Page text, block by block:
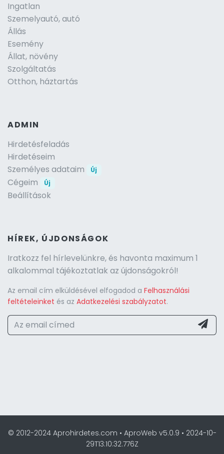
Ingatlan
Szemelyautó, autó
Állás
Esemény
Állat, növény
Szolgáltatás
Otthon, háztartás
ADMIN
Hirdetésfeladás
Hirdetéseim
Személyes adataim
Új
Cégeim Új
Beállítások
HÍREK, ÚJDONSÁGOK
Iratkozz fel hírlevelünkre, és havonta maximum 1
alkalommal tájékoztatlak az újdonságokról!
Az email cím elküldésével elfogadod a Felhasználási
feltételeinket és az Adatkezelési szabályzatot.
© 2012-2024 Aprohirdetes.com • AproWeb v5.0.9 • 2024-10-
29T13:10:32.776Z